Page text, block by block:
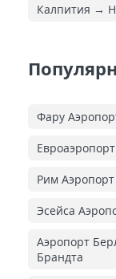
Калпития →
Фару
Рим
Эсейса
Аэропорт
Брандта